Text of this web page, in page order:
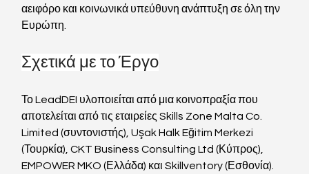
αειφόρο και κοινωνικά υπεύθυνη ανάπτυξη σε όλη την
Ευρώπη.
Σχετικά με το Έργο
Το LeadDEI υλοποιείται από μια κοινοπραξία που
αποτελείται από τις εταιρείες Skills Zone Malta Co.
Limited (συντονιστής), Uşak Halk Eğitim Merkezi
(Τουρκία), CKT Business Consulting Ltd (Κύπρος),
EMPOWER MKO (Ελλάδα) και Skillventory (Εσθονία).